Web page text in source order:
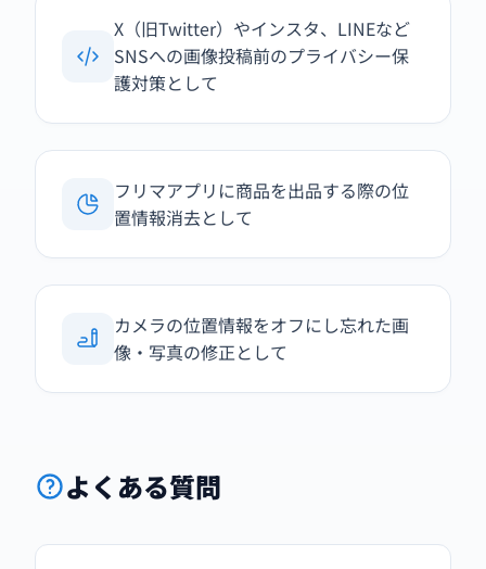
X（旧Twitter）やインスタ、LINEなど
SNSへの画像投稿前のプライバシー保
護対策として
フリマアプリに商品を出品する際の位
置情報消去として
カメラの位置情報をオフにし忘れた画
像・写真の修正として
よくある質問